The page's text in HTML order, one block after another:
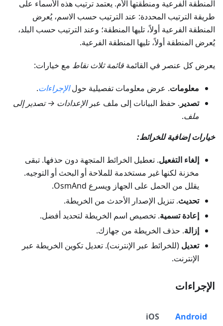
المنطقة الفرعية ومنطقتها الأم. يعتمد ترتيب هذه الأسماء على
طريقة الترتيب المحددة: عند الترتيب حسب الاسم، يُعرض
المنطقة الفرعية أولاً، تليها المنطقة؛ وعند الترتيب حسب البلد،
يُعرض المنطقة أولاً، تليها المنطقة الفرعية.
يعرض كل عنصر في القائمة قائمة ثلاث نقاط مع خيارات:
معلومات. عرض معلومات تفصيلية حولالإجراءات.
تصدير . حفظ البيانات إلى ملف عبرالإعدادات → تصدير إلى
ملف.
خيارات إضافية للخرائط:
إلغاء التفعيل. تعطيل الخرائط المتجهة دون حذفها. تبقى
مخزنة لكنها غير مستخدمة للملاحة أو البحث أو التوجيه.
يقلل من الحمل على الجهاز ويسرع OsmAnd.
تحديث. تنزيل الإصدار الأحدث من الخريطة.
إعادة تسمية. تخصيص اسم الخريطة لتحديد أفضل.
إزالة. حذف الخريطة من جهازك.
تعديل (للخرائط عبر الإنترنت). تعديل تكوين الخريطة عبر
الإنترنت.
الإجراءات
Android
iOS